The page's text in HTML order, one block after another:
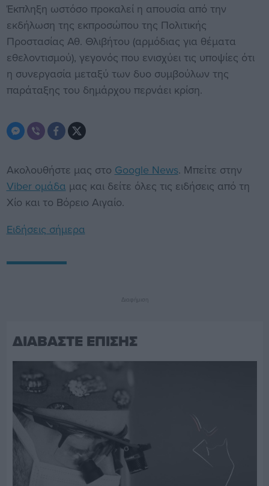
Έκπληξη ωστόσο προκαλεί η απουσία από την
εκδήλωση της εκπροσώπου της Πολιτικής
Προστασίας Αθ. Θλιβήτου (αρμόδιας για θέματα
εθελοντισμού), γεγονός που ενισχύει τις υποψίες ότι
η συνεργασία μεταξύ των δυο συμβούλων της
παράταξης του δημάρχου περνάει κρίση.
Ακολουθήστε μας στο Google News. Μπείτε στην
Viber ομάδα μας και δείτε όλες τις ειδήσεις από τη
Χίο και το Βόρειο Αιγαίο.
Ειδήσεις σήμερα
Διαφήμιση
ΔΙΑΒΑΣΤΕ ΕΠΙΣΗΣ